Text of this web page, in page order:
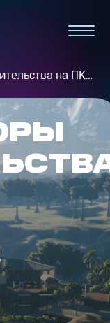
Симуляторы строительства на ПК: лучшие игры 2025 года